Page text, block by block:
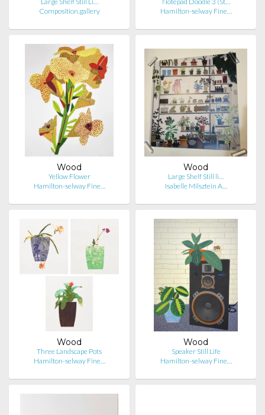
Composition.gallery
Hamilton-selway Fine…
Wood
Yellow Flower
Hamilton-selway Fine…
Wood
Large Shelf Still li…
Isabelle Milsztein A…
Wood
Three Landscape Pots
Hamilton-selway Fine…
Wood
Speaker Still Life
Hamilton-selway Fine…